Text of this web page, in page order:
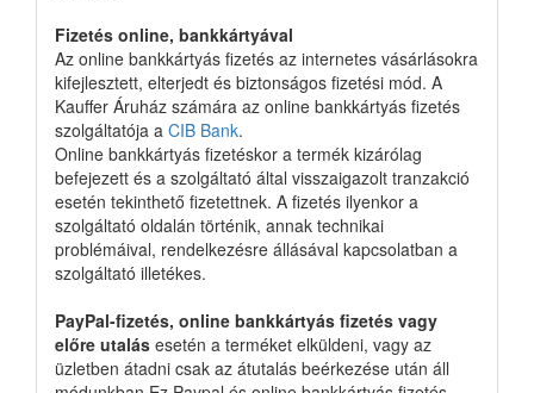
Fizetés online, bankkártyával
Az online bankkártyás fizetés az internetes vásárlásokra
kifejlesztett, elterjedt és biztonságos fizetési mód. A
Kauffer Áruház számára az online bankkártyás fizetés
szolgáltatója a CIB Bank.
Online bankkártyás fizetéskor a termék kizárólag
befejezett és a szolgáltató által visszaigazolt tranzakció
esetén tekinthető fizetettnek. A fizetés ilyenkor a
szolgáltató oldalán történik, annak technikai
problémáival, rendelkezésre állásával kapcsolatban a
szolgáltató illetékes.
PayPal-fizetés, online bankkártyás fizetés vagy
előre utalás esetén a terméket elküldeni, vagy az
üzletben átadni csak az átutalás beérkezése után áll